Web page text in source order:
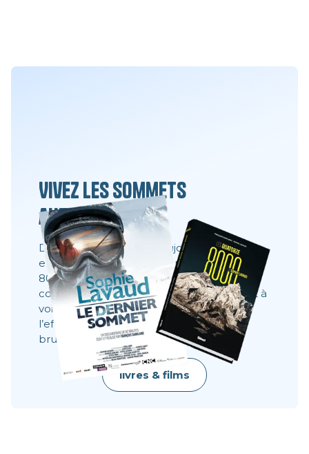
Vivez les sommets
autrement
Des films, des livres et toujours la même
envie : partager ce que l’on ne voit pas à
8000 mètres. Ces récits montrent les
coulisses, les visages, les choix. Ils donnent à
voir ce qu’une image ne dit pas toujours :
l’effort, le doute, la résilience, la beauté
brute.
livres & films